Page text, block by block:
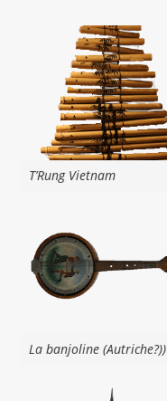
T’Rung Vietnam
La banjoline (Autriche?))